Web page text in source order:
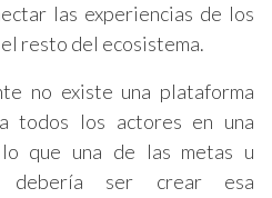
las experiencias de los
resto del ecosistema.
no existe una plataforma
todos los actores en una
que una de las metas u
debería ser crear esa